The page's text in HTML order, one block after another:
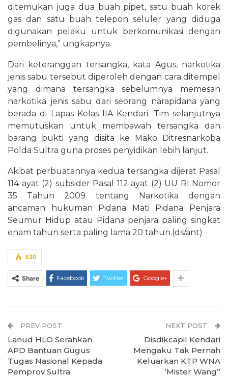
ditemukan juga dua buah pipet, satu buah korek
gas dan satu buah telepon seluler yang diduga
digunakan pelaku untuk berkomunikasi dengan
pembelinya,” ungkapnya.
Dari keteranggan tersangka, kata Agus, narkotika
jenis sabu tersebut diperoleh dengan cara ditempel
yang dimana tersangka sebelumnya memesan
narkotika jenis sabu dari seorang narapidana yang
berada di Lapas Kelas IIA Kendari. Tim selanjutnya
memutuskan untuk membawah tersangka dan
barang bukti yang disita ke Mako Ditresnarkoba
Polda Sultra guna proses penyidikan lebih lanjut.
Akibat perbuatannya kedua tersangka dijerat Pasal
114 ayat (2) subsider Pasal 112 ayat (2) UU RI Nomor
35 Tahun 2009 tentang Narkotika dengan
ancaman hukuman Pidana Mati Pidana Penjara
Seumur Hidup atau Pidana penjara paling singkat
enam tahun serta paling lama 20 tahun.(ds/ant)
630
Share Facebook Twitter Google+
PREV POST
Lanud HLO Serahkan
APD Bantuan Gugus
Tugas Nasional Kepada
Pemprov Sultra
NEXT POST
Disdikcapil Kendari
Mengaku Tak Pernah
Keluarkan KTP WNA
‘Mister Wang”